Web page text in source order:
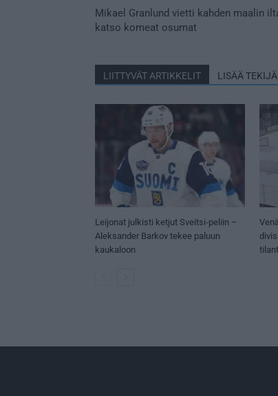
Mikael Granlund vietti kahden maalin
katso komeat osumat
LIITTYVÄT ARTIKKELIT LISÄÄ
Leijonat julkisti ketjut Sveitsi-peliin –
Aleksander Barkov tekee paluun
kaukaloon